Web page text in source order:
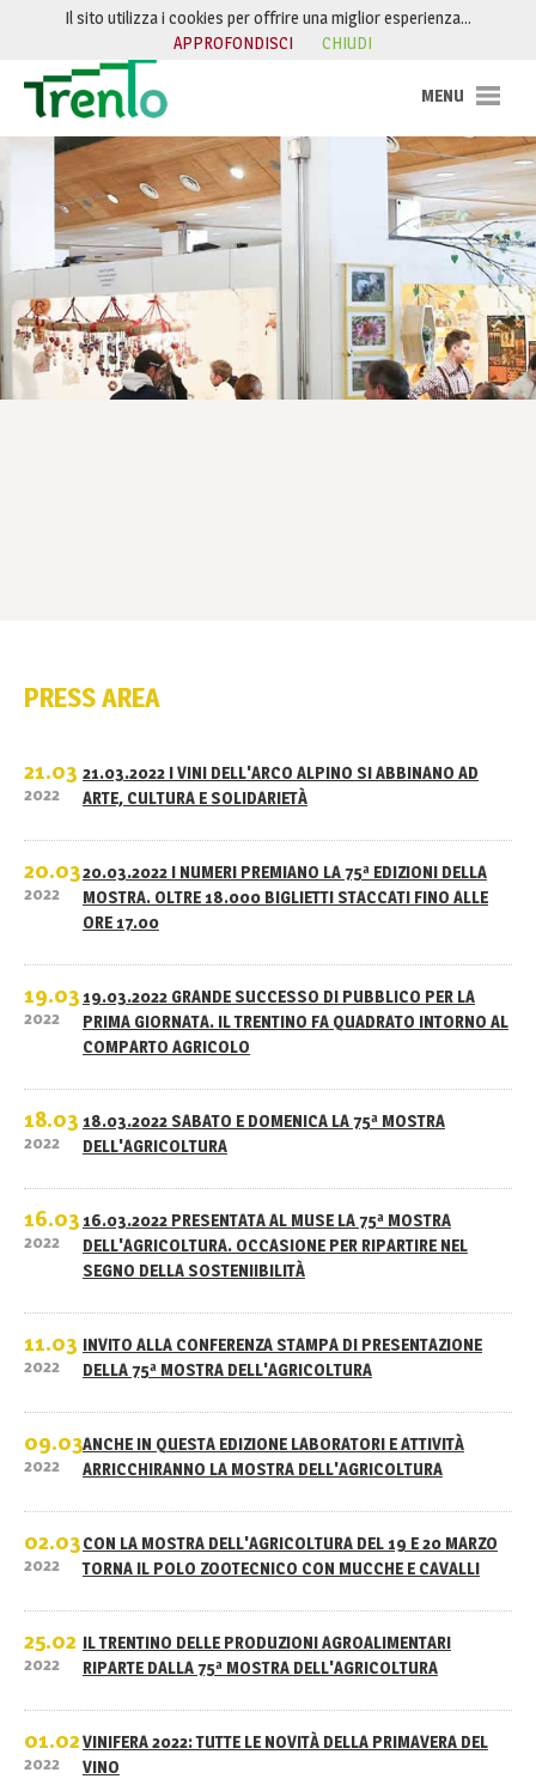
Salta al contenuto
PRESS AREA
21.03
2022
21.03.2022 I VINI DELL'ARCO ALPINO SI ABBINANO AD
ARTE, CULTURA E SOLIDARIETÀ
20.03
2022
20.03.2022 I NUMERI PREMIANO LA 75ª EDIZIONI DELLA
MOSTRA. OLTRE 18.000 BIGLIETTI STACCATI FINO ALLE
ORE 17.00
19.03
2022
19.03.2022 GRANDE SUCCESSO DI PUBBLICO PER LA
PRIMA GIORNATA. IL TRENTINO FA QUADRATO INTORNO AL
COMPARTO AGRICOLO
18.03
2022
18.03.2022 SABATO E DOMENICA LA 75ª MOSTRA
DELL'AGRICOLTURA
16.03
2022
16.03.2022 PRESENTATA AL MUSE LA 75ª MOSTRA
DELL'AGRICOLTURA. OCCASIONE PER RIPARTIRE NEL
SEGNO DELLA SOSTENIIBILITÀ
11.03
2022
INVITO ALLA CONFERENZA STAMPA DI PRESENTAZIONE
DELLA 75ª MOSTRA DELL'AGRICOLTURA
09.03
2022
ANCHE IN QUESTA EDIZIONE LABORATORI E ATTIVITÀ
ARRICCHIRANNO LA MOSTRA DELL'AGRICOLTURA
02.03
2022
CON LA MOSTRA DELL'AGRICOLTURA DEL 19 E 20 MARZO
TORNA IL POLO ZOOTECNICO CON MUCCHE E CAVALLI
25.02
2022
IL TRENTINO DELLE PRODUZIONI AGROALIMENTARI
RIPARTE DALLA 75ª MOSTRA DELL'AGRICOLTURA
01.02
2022
VINIFERA 2022: TUTTE LE NOVITÀ DELLA PRIMAVERA DEL
VINO
Il sito utilizza i cookies per offrire una miglior esperienza…
APPROFONDISCI
CHIUDI